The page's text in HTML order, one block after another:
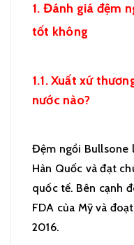
1. Đánh giá đệm
tốt không
1.1. Xuất xứ
nước nào?
Đệm ngồi Bullsone
Hàn Quốc và đạt
quốc tế. Bên cạnh
FDA của Mỹ và
2016.